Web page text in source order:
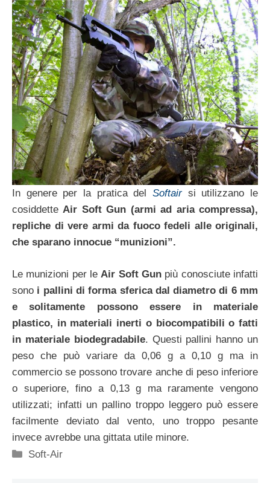
In genere per la pratica del Softairsi utilizzano le
cosiddetteAir Soft Gun (armi ad aria compressa),
repliche di vere armi da fuoco fedeli alle originali,
che sparano innocue “munizioni”.
Le munizioni per le Air Soft Gun più conosciute infatti
sono i pallini di forma sferica dal diametro di 6 mm
e solitamente possono essere in materiale
plastico, in materiali inerti o biocompatibili o fatti
in materiale biodegradabile. Questi pallini hanno un
peso che può variare da 0,06 g a 0,10 g ma in
commercio se possono trovare anche di peso inferiore
o superiore, fino a 0,13 g ma raramente vengono
utilizzati; infatti un pallino troppo leggero può essere
facilmente deviato dal vento, uno troppo pesante
invece avrebbe una gittata utile minore.
Categorie
Soft-Air